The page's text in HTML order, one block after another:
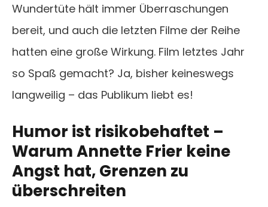
Wundertüte hält immer Überraschungen
bereit, und auch die letzten Filme der Reihe
hatten eine große Wirkung. Film letztes Jahr
so Spaß gemacht? Ja, bisher keineswegs
langweilig – das Publikum liebt es!
Humor ist risikobehaftet –
Warum Annette Frier keine
Angst hat, Grenzen zu
überschreiten